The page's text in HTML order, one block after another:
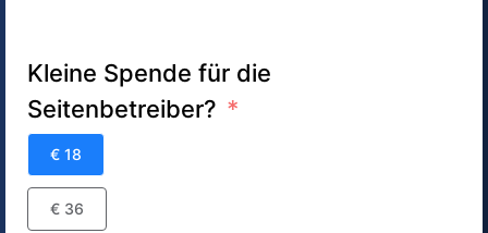
Kleine Spende für die
Seitenbetreiber?
€ 18
€ 36